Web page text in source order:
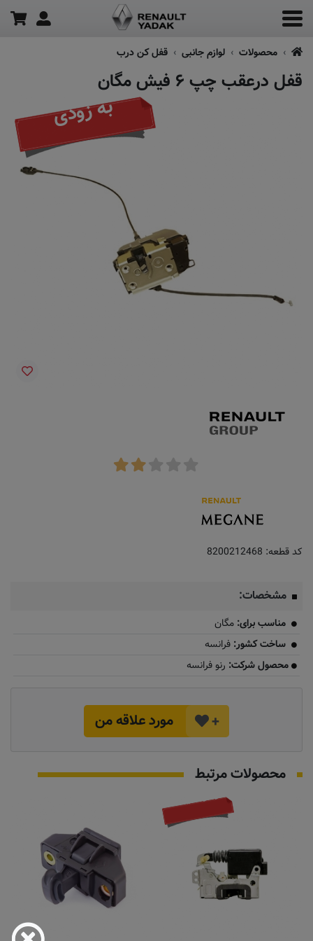
محصولات لوازم جانبی قفل کن درب
قفل درعقب چپ ۶ فیش مگان
به زودی
کد قطعه: 8200212468
مشخصات:
مناسب برای: مگان
ساخت کشور: فرانسه
محصول شرکت: رنو فرانسه
+ مورد علاقه من
محصولات مرتبط
موجود نیست